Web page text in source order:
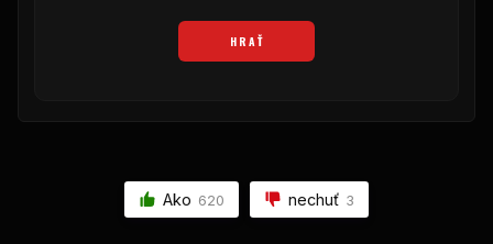
HRAŤ
Ako 620 nechuť 3